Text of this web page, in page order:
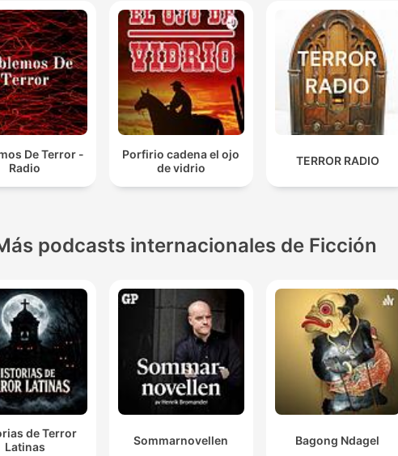
De Terror -
Radio
Porfirio cadena el ojo
de vidrio
TERROR RADIO
podcasts internacionales de Ficción
de Terror
Latinas
Sommarnovellen Bagong Ndagel